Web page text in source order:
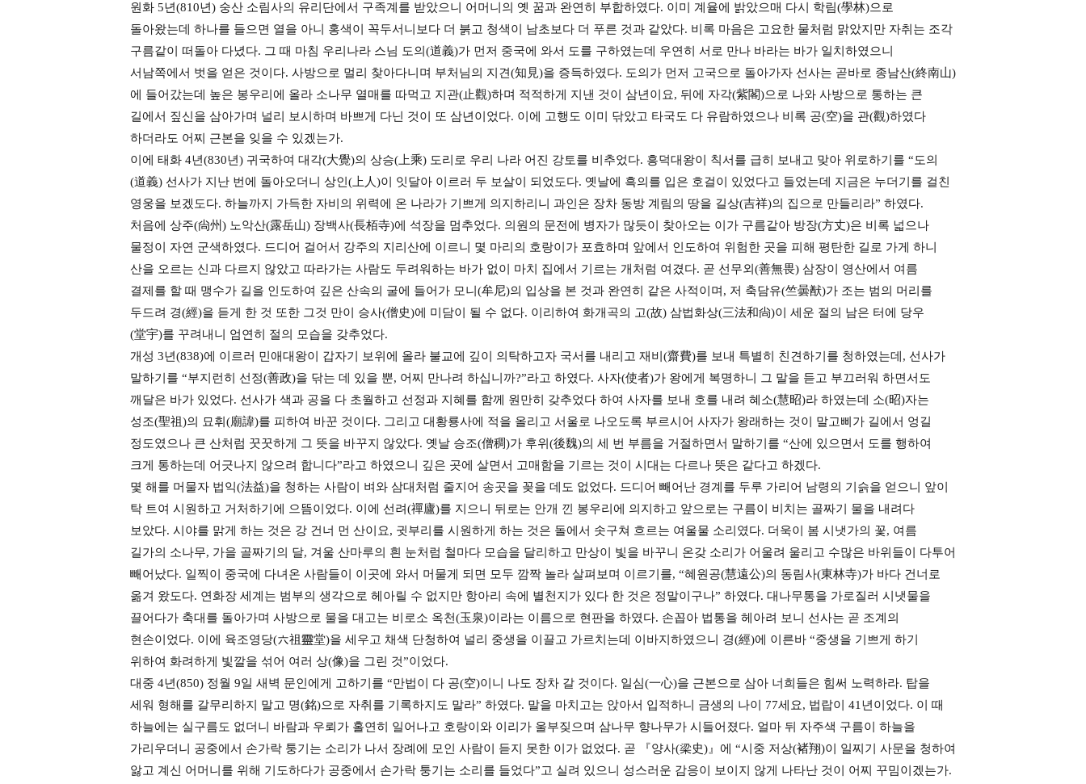
원화 5년(810년) 숭산 소림사의 유리단에서 구족계를 받았으니 어머니의 옛 꿈과 완연히 부합하였다. 이미 계율에 밝았으매 다시 학림(學林)으로
돌아왔는데 하나를 들으면 열을 아니 홍색이 꼭두서니보다 더 붉고 청색이 남초보다 더 푸른 것과 같았다. 비록 마음은 고요한 물처럼 맑았지만 자취는 조각
구름같이 떠돌아 다녔다. 그 때 마침 우리나라 스님 도의(道義)가 먼저 중국에 와서 도를 구하였는데 우연히 서로 만나 바라는 바가 일치하였으니
서남쪽에서 벗을 얻은 것이다. 사방으로 멀리 찾아다니며 부처님의 지견(知見)을 증득하였다. 도의가 먼저 고국으로 돌아가자 선사는 곧바로 종남산(終南山)
에 들어갔는데 높은 봉우리에 올라 소나무 열매를 따먹고 지관(止觀)하며 적적하게 지낸 것이 삼년이요, 뒤에 자각(紫閣)으로 나와 사방으로 통하는 큰
길에서 짚신을 삼아가며 널리 보시하며 바쁘게 다닌 것이 또 삼년이었다. 이에 고행도 이미 닦았고 타국도 다 유람하였으나 비록 공(空)을 관(觀)하였다
하더라도 어찌 근본을 잊을 수 있겠는가.
이에 태화 4년(830년) 귀국하여 대각(大覺)의 상승(上乘) 도리로 우리 나라 어진 강토를 비추었다. 흥덕대왕이 칙서를 급히 보내고 맞아 위로하기를 “도의
(道義) 선사가 지난 번에 돌아오더니 상인(上人)이 잇달아 이르러 두 보살이 되었도다. 옛날에 흑의를 입은 호걸이 있었다고 들었는데 지금은 누더기를 걸친
영웅을 보겠도다. 하늘까지 가득한 자비의 위력에 온 나라가 기쁘게 의지하리니 과인은 장차 동방 계림의 땅을 길상(吉祥)의 집으로 만들리라” 하였다.
처음에 상주(尙州) 노악산(露岳山) 장백사(長栢寺)에 석장을 멈추었다. 의원의 문전에 병자가 많듯이 찾아오는 이가 구름같아 방장(方丈)은 비록 넓으나
물정이 자연 군색하였다. 드디어 걸어서 강주의 지리산에 이르니 몇 마리의 호랑이가 포효하며 앞에서 인도하여 위험한 곳을 피해 평탄한 길로 가게 하니
산을 오르는 신과 다르지 않았고 따라가는 사람도 두려워하는 바가 없이 마치 집에서 기르는 개처럼 여겼다. 곧 선무외(善無畏) 삼장이 영산에서 여름
결제를 할 때 맹수가 길을 인도하여 깊은 산속의 굴에 들어가 모니(牟尼)의 입상을 본 것과 완연히 같은 사적이며, 저 축담유(竺曇猷)가 조는 범의 머리를
두드려 경(經)을 듣게 한 것 또한 그것 만이 승사(僧史)에 미담이 될 수 없다. 이리하여 화개곡의 고(故) 삼법화상(三法和尙)이 세운 절의 남은 터에 당우
(堂宇)를 꾸려내니 엄연히 절의 모습을 갖추었다.
개성 3년(838)에 이르러 민애대왕이 갑자기 보위에 올라 불교에 깊이 의탁하고자 국서를 내리고 재비(齋費)를 보내 특별히 친견하기를 청하였는데, 선사가
말하기를 “부지런히 선정(善政)을 닦는 데 있을 뿐, 어찌 만나려 하십니까?”라고 하였다. 사자(使者)가 왕에게 복명하니 그 말을 듣고 부끄러워 하면서도
깨달은 바가 있었다. 선사가 색과 공을 다 초월하고 선정과 지혜를 함께 원만히 갖추었다 하여 사자를 보내 호를 내려 혜소(慧昭)라 하였는데 소(昭)자는
성조(聖祖)의 묘휘(廟諱)를 피하여 바꾼 것이다. 그리고 대황룡사에 적을 올리고 서울로 나오도록 부르시어 사자가 왕래하는 것이 말고삐가 길에서 엉길
정도였으나 큰 산처럼 꿋꿋하게 그 뜻을 바꾸지 않았다. 옛날 승조(僧稠)가 후위(後魏)의 세 번 부름을 거절하면서 말하기를 “산에 있으면서 도를 행하여
크게 통하는데 어긋나지 않으려 합니다”라고 하였으니 깊은 곳에 살면서 고매함을 기르는 것이 시대는 다르나 뜻은 같다고 하겠다.
몇 해를 머물자 법익(法益)을 청하는 사람이 벼와 삼대처럼 줄지어 송곳을 꽂을 데도 없었다. 드디어 빼어난 경계를 두루 가리어 남령의 기슭을 얻으니 앞이
탁 트여 시원하고 거처하기에 으뜸이었다. 이에 선려(禪廬)를 지으니 뒤로는 안개 낀 봉우리에 의지하고 앞으로는 구름이 비치는 골짜기 물을 내려다
보았다. 시야를 맑게 하는 것은 강 건너 먼 산이요, 귓부리를 시원하게 하는 것은 돌에서 솟구쳐 흐르는 여울물 소리였다. 더욱이 봄 시냇가의 꽃, 여름
길가의 소나무, 가을 골짜기의 달, 겨울 산마루의 흰 눈처럼 철마다 모습을 달리하고 만상이 빛을 바꾸니 온갖 소리가 어울려 울리고 수많은 바위들이 다투어
빼어났다. 일찍이 중국에 다녀온 사람들이 이곳에 와서 머물게 되면 모두 깜짝 놀라 살펴보며 이르기를, “혜원공(慧遠公)의 동림사(東林寺)가 바다 건너로
옮겨 왔도다. 연화장 세계는 범부의 생각으로 헤아릴 수 없지만 항아리 속에 별천지가 있다 한 것은 정말이구나” 하였다. 대나무통을 가로질러 시냇물을
끌어다가 축대를 돌아가며 사방으로 물을 대고는 비로소 옥천(玉泉)이라는 이름으로 현판을 하였다. 손꼽아 법통을 헤아려 보니 선사는 곧 조계의
현손이었다. 이에 육조영당(六祖靈堂)을 세우고 채색 단청하여 널리 중생을 이끌고 가르치는데 이바지하였으니 경(經)에 이른바 “중생을 기쁘게 하기
위하여 화려하게 빛깔을 섞어 여러 상(像)을 그린 것”이었다.
대중 4년(850) 정월 9일 새벽 문인에게 고하기를 “만법이 다 공(空)이니 나도 장차 갈 것이다. 일심(一心)을 근본으로 삼아 너희들은 힘써 노력하라. 탑을
세워 형해를 갈무리하지 말고 명(銘)으로 자취를 기록하지도 말라” 하였다. 말을 마치고는 앉아서 입적하니 금생의 나이 77세요, 법랍이 41년이었다. 이 때
하늘에는 실구름도 없더니 바람과 우뢰가 홀연히 일어나고 호랑이와 이리가 울부짖으며 삼나무 향나무가 시들어졌다. 얼마 뒤 자주색 구름이 하늘을
가리우더니 공중에서 손가락 퉁기는 소리가 나서 장례에 모인 사람이 듣지 못한 이가 없었다. 곧 『양사(梁史)』에 “시중 저상(褚翔)이 일찌기 사문을 청하여
앓고 계신 어머니를 위해 기도하다가 공중에서 손가락 퉁기는 소리를 들었다”고 실려 있으니 성스러운 감응이 보이지 않게 나타난 것이 어찌 꾸밈이겠는가.